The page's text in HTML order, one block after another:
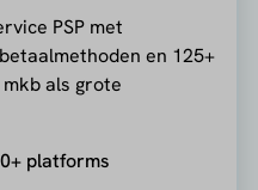
PSP met
en 125+
als grote
platforms